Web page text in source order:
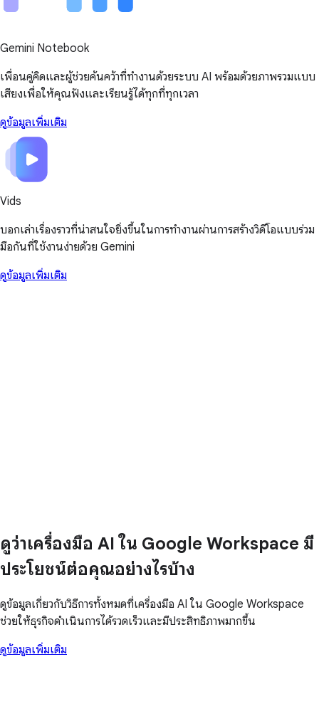
Gemini Notebook
เพื่อนคู่คิดและผู้ช่วยค้นคว้าที่ทำงานด้วยระบบ AI พร้อมด้วยภาพรวมแบบ
เสียงเพื่อให้คุณฟังและเรียนรู้ได้ทุกที่ทุกเวลา
ดูข้อมูลเพิ่มเติม
Vids
บอกเล่าเรื่องราวที่น่าสนใจยิ่งขึ้นในการทำงานผ่านการสร้างวิดีโอแบบร่วม
มือกันที่ใช้งานง่ายด้วย Gemini
ดูข้อมูลเพิ่มเติม
ดูว่าเครื่องมือ AI ใน Google Workspace มี
ประโยชน์ต่อคุณอย่างไรบ้าง
ดูข้อมูลเกี่ยวกับวิธีการทั้งหมดที่เครื่องมือ AI ใน Google Workspace
ช่วยให้ธุรกิจดำเนินการได้รวดเร็วและมีประสิทธิภาพมากขึ้น
ดูข้อมูลเพิ่มเติม